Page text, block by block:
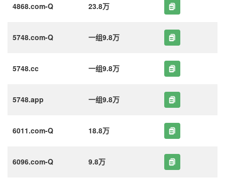
4868.com-Q 23.8万
5748.com-Q 一组9.8万
5748.cc 一组9.8万
5748.app 一组9.8万
6011.com-Q 18.8万
6096.com-Q 9.8万